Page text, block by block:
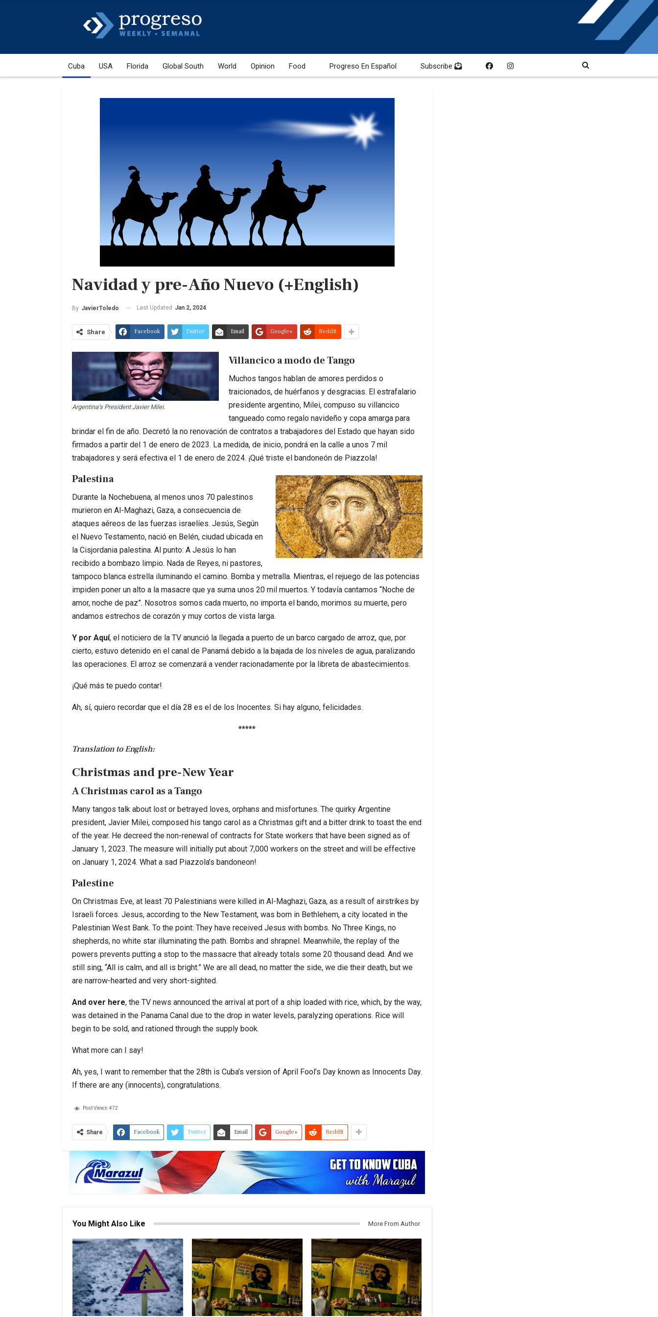
Cuba USA Florida Global South World Opinion Food Progreso En Español Subscribe
Navidad y pre-Año Nuevo (+English)
By JavierToledo Last Updated Jan 2, 2024
Share Facebook Twitter Email Google+ ReddIt
Argentina’s President Javier Milei.
Villancico a modo de Tango
Muchos tangos hablan de amores perdidos o
traicionados, de huérfanos y desgracias. El estrafalario
presidente argentino, Milei, compuso su villancico
tangueado como regalo navideño y copa amarga para
brindar el fin de año. Decretó la no renovación de contratos a trabajadores del Estado que hayan sido
firmados a partir del 1 de enero de 2023. La medida, de inicio, pondrá en la calle a unos 7 mil
trabajadores y será efectiva el 1 de enero de 2024. ¡Qué triste el bandoneón de Piazzola!
Palestina
Durante la Nochebuena, al menos unos 70 palestinos
murieron en Al-Maghazi, Gaza, a consecuencia de
ataques aéreos de las fuerzas israelíes. Jesús, Según
el Nuevo Testamento, nació en Belén, ciudad ubicada en
la Cisjordania palestina. Al punto: A Jesús lo han
recibido a bombazo limpio. Nada de Reyes, ni pastores,
tampoco blanca estrella iluminando el camino. Bomba y metralla. Mientras, el rejuego de las potencias
impiden poner un alto a la masacre que ya suma unos 20 mil muertos. Y todavía cantamos “Noche de
amor, noche de paz”. Nosotros somos cada muerto, no importa el bando, morimos su muerte, pero
andamos estrechos de corazón y muy cortos de vista larga.
Y por Aquí, el noticiero de la TV anunció la llegada a puerto de un barco cargado de arroz, que, por
cierto, estuvo detenido en el canal de Panamá debido a la bajada de los niveles de agua, paralizando
las operaciones. El arroz se comenzará a vender racionadamente por la libreta de abastecimientos.
¡Qué más te puedo contar!
Ah, sí, quiero recordar que el día 28 es el de los Inocentes. Si hay alguno, felicidades.
*****
Translation to English:
Christmas and pre-New Year
A Christmas carol as a Tango
Many tangos talk about lost or betrayed loves, orphans and misfortunes. The quirky Argentine
president, Javier Milei, composed his tango carol as a Christmas gift and a bitter drink to toast the end
of the year. He decreed the non-renewal of contracts for State workers that have been signed as of
January 1, 2023. The measure will initially put about 7,000 workers on the street and will be effective
on January 1, 2024. What a sad Piazzola’s bandoneon!
Palestine
On Christmas Eve, at least 70 Palestinians were killed in Al-Maghazi, Gaza, as a result of airstrikes by
Israeli forces. Jesus, according to the New Testament, was born in Bethlehem, a city located in the
Palestinian West Bank. To the point: They have received Jesus with bombs. No Three Kings, no
shepherds, no white star illuminating the path. Bombs and shrapnel. Meanwhile, the replay of the
powers prevents putting a stop to the massacre that already totals some 20 thousand dead. And we
still sing, “All is calm, and all is bright.” We are all dead, no matter the side, we die their death, but we
are narrow-hearted and very short-sighted.
And over here, the TV news announced the arrival at port of a ship loaded with rice, which, by the way,
was detained in the Panama Canal due to the drop in water levels, paralyzing operations. Rice will
begin to be sold, and rationed through the supply book.
What more can I say!
Ah, yes, I want to remember that the 28th is Cuba’s version of April Fool’s Day known as Innocents Day.
If there are any (innocents), congratulations.
Post Views:472
Share Facebook Twitter Email Google+ ReddIt
You Might Also Like More From Author